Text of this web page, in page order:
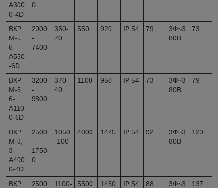
А300
0-4D
0
ВКР
М-5,
6-
А550
-6D
2000
-
7400
350-
70
550 920 IP 54 79
3Ф~3
80В
73
ВКР
М-5,
6-
А110
0-6D
3200
-
9800
370-
40
1100 950 IP 54 73
3Ф~3
80В
79
ВКР
М-6,
3-
А400
0-4D
2500
-
1750
0
1050
-100
4000 1425 IP 54 92
3Ф~3
80В
129
ВКР
2500
1100-
5500 1450 IP 54 88
3Ф~3
137